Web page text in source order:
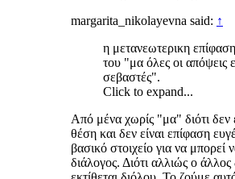
margarita_nikolayevna said: ↑
η μετανεωτερικη
του "μα όλες οι απόψεις
σεβαστές".
Click to expand...
Από μένα χωρίς "μα" διότι δεν
θέση και δεν είναι επίφαση
βασικό στοιχείο για να μπορεί
διάλογος. Διότι αλλιώς ο άλλος